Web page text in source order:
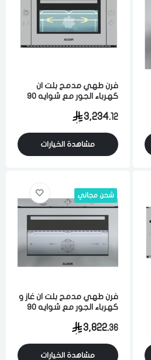
فرن طهي مدمج بلت ان
كهرباء الجور مع شوايه 90
كامل تحكم يدوي مزود
ايطالي
3,234.12
مشاهدة الخيارات
شحن مجاني
فرن طهي مدمج بلت ان غاز و
كهرباء الجور مع شوايه 90
كامل تحكم يدوي مزود
ايطالي
3,822.36
مشاهدة الخيارات